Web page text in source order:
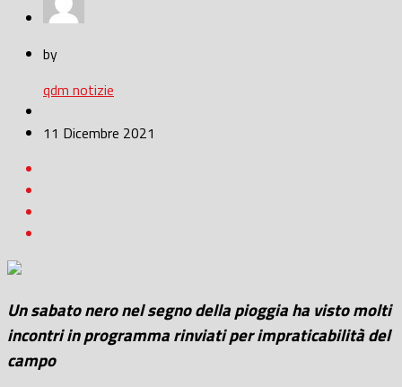
by
qdm notizie
11 Dicembre 2021
Un sabato nero nel segno della pioggia ha visto molti
incontri in programma rinviati per impraticabilità del
campo